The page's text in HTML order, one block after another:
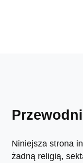
Niniejsza strona
żadną religią,